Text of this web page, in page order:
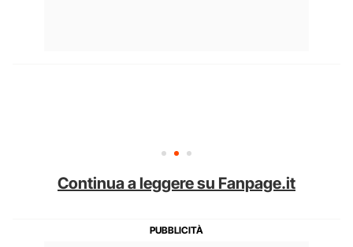
Continua a leggere su Fanpage.it